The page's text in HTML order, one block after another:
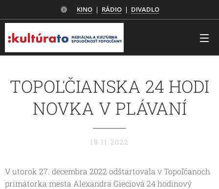
KINO| RÁDIO| DIVADLO
TOPOĽČIANSKA 24 HODI
NOVKA V PLÁVANÍ
19.11.2022
V utorok 27. decembra 2022 odštartovala v Topoľčanoch
primátorka mesta Alexandra Gieciová 24 hodinový